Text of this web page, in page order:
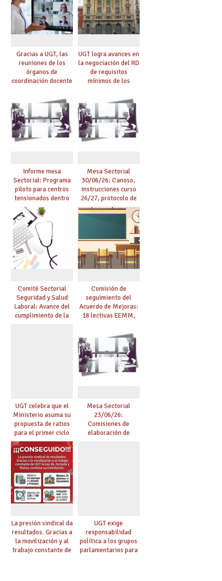
Gracias a UGT, las
reuniones de los
órganos de
coordinación docente
de manera
telemática, sin exigir
presencialidad en el
centro
UGT logra avances en
la negociación del RD
de requisitos
mínimos de los
exige al Ministerio
que los compromisos
se materialicen con
la mayor agilidad
posible
Informe mesa
Sectorial: Programa
piloto para centros
tensionados dentro
del marco del
Acuerdo de Mejoras y
evaluación del curso
25/26
Mesa Sectorial
30/06/26: Canoso,
instrucciones curso
26/27, protocolo de
agresiones.
Comité Sectorial
Seguridad y Salud
Laboral: Avance del
cumplimiento de la
Comisión de
seguimiento del
Acuerdo de Mejoras:
18 lectivas EEMM,
mayores 55 y pilotaje
en centros
tensionados
UGT celebra que el
Ministerio asuma su
propuesta de ratios
para el primer ciclo
de Infantil y pide
extender la misma
ambición al resto de
etapas
Mesa Sectorial
23/06/26:
Comisiones de
elaboración de
La presión sindical da
resultados. Gracias a
la movilización y al
trabajo constante de
UGT exige
responsabilidad
política a los grupos
parlamentarios para